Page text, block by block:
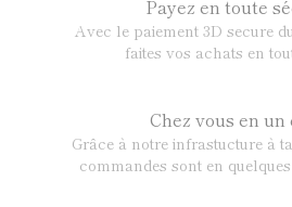
Payez en toute
Avec le paiement 3D secure
faites vos achats en
Chez vous en
Grâce à notre infrastucture à
commandes sont en